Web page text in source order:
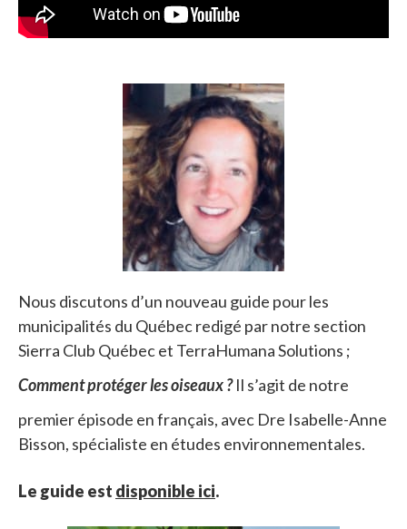
Nous discutons d’un nouveau guide pour les
municipalités du Québec redigé par notre section
Sierra Club Québec et TerraHumana Solutions ;
Comment protéger les oiseaux ?Il s’agit de notre
premier épisode en français, avec Dre Isabelle-Anne
Bisson, spécialiste en études environnementales.
Le guide est disponible ici.